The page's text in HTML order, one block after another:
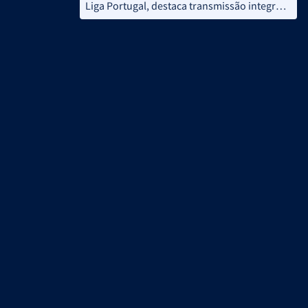
Liga Portugal, destaca transmissão integral
do Torneio de Verão na Liga TV, em